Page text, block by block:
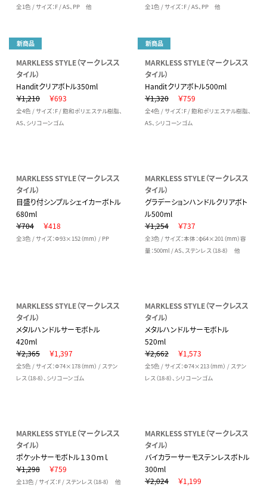
全1色 / サイズ：F / AS、PP 他 全1色 / サイズ：F / AS、PP 他
新商品
MARKLESS STYLE（マークレスス
タイル）
Handitクリアボトル350ml
￥1,210
￥693
全4色 / サイズ：F / 飽和ポリエステル樹脂、
AS、シリコーンゴム
新商品
MARKLESS STYLE（マークレスス
タイル）
Handitクリアボトル500ml
￥1,320
￥759
全4色 / サイズ：F / 飽和ポリエステル樹脂、
AS、シリコーンゴム
MARKLESS STYLE（マークレスス
タイル）
目盛り付シンプルシェイカーボトル
680ml
￥704
￥418
全3色 / サイズ：Φ93×152（mm） / PP
MARKLESS STYLE（マークレスス
タイル）
グラデーションハンドルクリアボト
ル500ml
￥1,254
￥737
全3色 / サイズ：本体：φ64×201（mm）容
量：500ml / AS、ステンレス（18-8） 他
MARKLESS STYLE（マークレスス
タイル）
メタルハンドルサーモボトル
420ml
￥2,365
￥1,397
全5色 / サイズ：Φ74×178（mm） / ステン
レス（18-8）、シリコーンゴム
MARKLESS STYLE（マークレスス
タイル）
メタルハンドルサーモボトル
520ml
￥2,662
￥1,573
全5色 / サイズ：Φ74×213（mm） / ステン
レス（18-8）、シリコーンゴム
MARKLESS STYLE（マークレスス
タイル）
ポケットサーモボトル１３０ｍｌ
￥1,298
￥759
全13色 / サイズ：F / ステンレス（18-8） 他
MARKLESS STYLE（マークレスス
タイル）
バイカラーサーモステンレスボトル
300ml
￥2,024
￥1,199